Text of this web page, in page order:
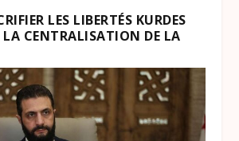
LES LIBERTÉS KURDES
CENTRALISATION DE LA